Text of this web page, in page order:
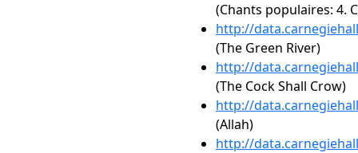
(Chants populaires: 4.
http://
(The Green River)
http://
(The Cock Shall Crow)
http://
(Allah)
http://